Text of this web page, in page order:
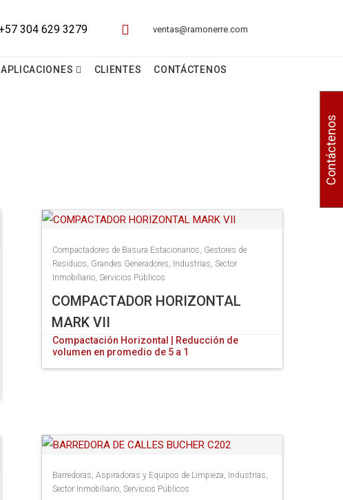
ventas@ramonerre.com
APLICACIONES CLIENTES CONTÁCTENOS
Compactadores de Basura Estacionarios, Gestores de
Residuos, Grandes Generadores, Industrias, Sector
Inmobiliario, Servicios Públicos
COMPACTADOR HORIZONTAL
MARK VII
Compactación Horizontal | Reducción de
volumen en promedio de 5 a 1
Barredoras, Aspiradoras y Equipos de Limpieza, Industrias,
Sector Inmobiliario, Servicios Públicos
Contáctenos